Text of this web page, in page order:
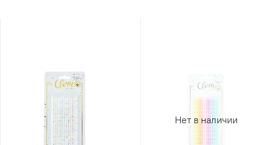
Нет в наличии